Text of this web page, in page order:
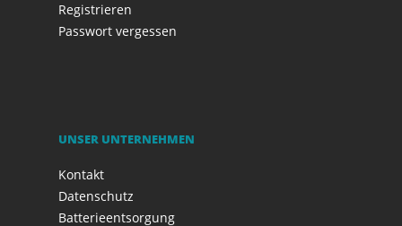
Registrieren
Passwort vergessen
UNSER UNTERNEHMEN
Kontakt
Datenschutz
Batterieentsorgung